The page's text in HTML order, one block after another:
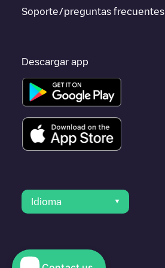
Soporte/preguntas frecuentes
Descargar app
Idioma